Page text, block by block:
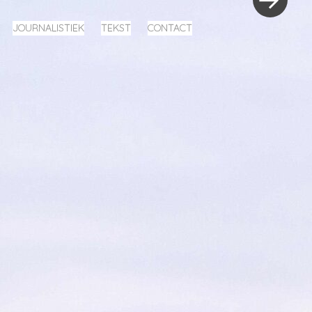
JOURNALISTIEK TEKST CONTACT